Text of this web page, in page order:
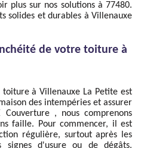
plus sur nos solutions à 77480.
solides et durables à Villenauxe
de votre toiture à
à Villenauxe La Petite est
des intempéries et assurer
Couverture , nous comprenons
faille. Pour commencer, il est
régulière, surtout après les
signes d'usure ou de dégâts.